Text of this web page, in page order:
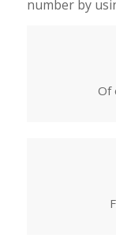
number by
Of